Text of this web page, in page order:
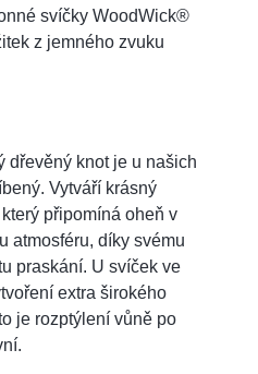
svíčky WoodWick®
z jemného zvuku
dřevěný knot je u našich
Vytváří krásný
připomíná oheň v
atmosféru, díky svému
praskání. U svíček ve
extra širokého
je rozptýlení vůně po